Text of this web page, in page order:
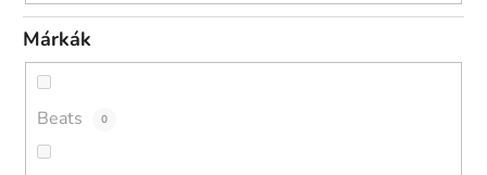
Márkák
Beats 0